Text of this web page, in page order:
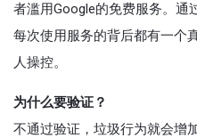
者滥用Google的免费服务。通
每次使用服务的背后都有一个
人操控。
为什么要验证？
不通过验证，垃圾行为就会增